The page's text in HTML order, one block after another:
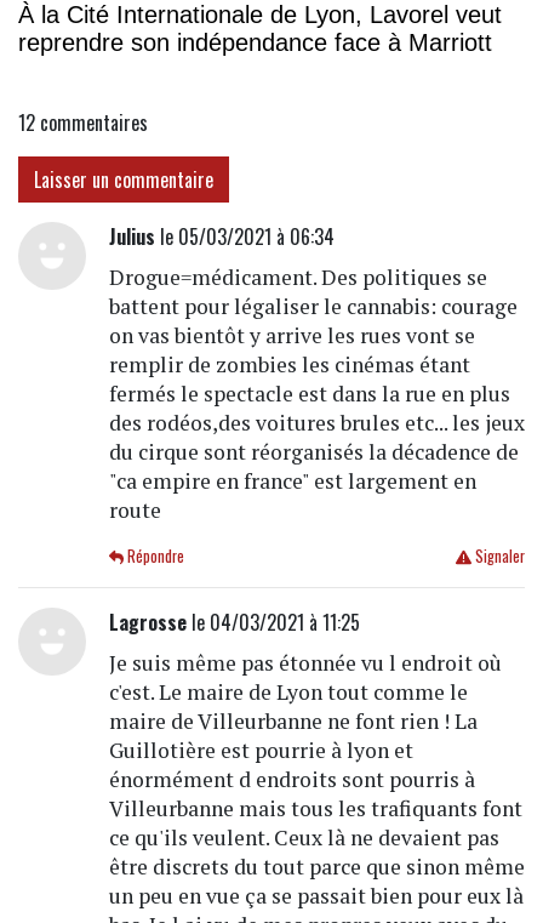
À la Cité Internationale de Lyon, Lavorel veut
reprendre son indépendance face à Marriott
12 commentaires
Laisser un commentaire
Julius le 05/03/2021 à 06:34
Drogue=médicament. Des politiques se
battent pour légaliser le cannabis: courage
on vas bientôt y arrive les rues vont se
remplir de zombies les cinémas étant
fermés le spectacle est dans la rue en plus
des rodéos,des voitures brules etc... les jeux
du cirque sont réorganisés la décadence de
"ca empire en france" est largement en
route
Signaler
Répondre
Lagrossele 04/03/2021 à 11:25
Je suis même pas étonnée vu l endroit où
c'est. Le maire de Lyon tout comme le
maire de Villeurbanne ne font rien ! La
Guillotière est pourrie à lyon et
énormément d endroits sont pourris à
Villeurbanne mais tous les trafiquants font
ce qu'ils veulent. Ceux là ne devaient pas
être discrets du tout parce que sinon même
un peu en vue ça se passait bien pour eux là